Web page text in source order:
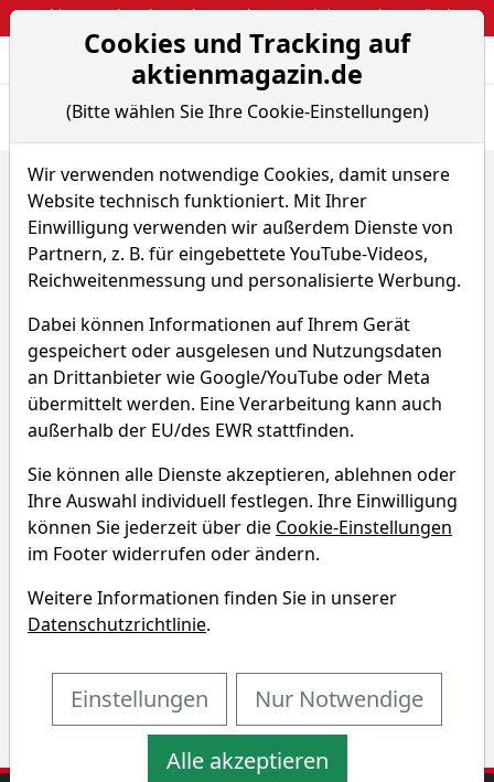
Webinar: So kassierst du trotzdem attraktive Optionsprämien
Aktien- und
Home Aktien
Seche Environnement S.A.
Renditedreieck
Seche Environnement Aktie
Seche Environnement
Renditedreieck
Entdecken Sie auf einen Blick die Performance der
Seche Environnement Aktie über verschiedene
Zeiträume hinweg.
Cookies und Tracking auf
aktienmagazin.de
(Bitte wählen Sie Ihre Cookie-Einstellungen)
Wir verwenden notwendige Cookies, damit unsere
Website technisch funktioniert. Mit Ihrer
Einwilligung verwenden wir außerdem Dienste von
Partnern, z. B. für eingebettete YouTube-Videos,
Reichweitenmessung und personalisierte Werbung.
Dabei können Informationen auf Ihrem Gerät
gespeichert oder ausgelesen und Nutzungsdaten
an Drittanbieter wie Google/YouTube oder Meta
übermittelt werden. Eine Verarbeitung kann auch
außerhalb der EU/des EWR stattfinden.
Sie können alle Dienste akzeptieren, ablehnen oder
Ihre Auswahl individuell festlegen. Ihre Einwilligung
können Sie jederzeit über die Cookie-Einstellungen
im Footer widerrufen oder ändern.
Weitere Informationen finden Sie in unserer
Datenschutzrichtlinie.
Einstellungen Nur Notwendige
Alle akzeptieren